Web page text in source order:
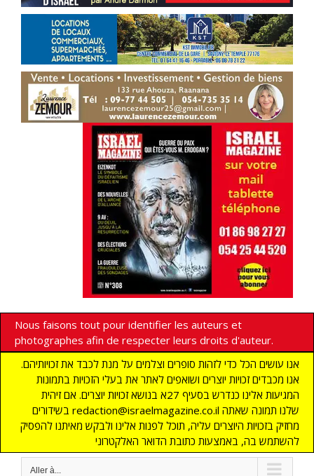
Nous faisons tout pour identifier les auteurs et
photographes afin de respecter leurs droits d'auteur.
אנו עושים הכל כדי לזהות סופרים וצלמים על מנת לכבד את זכויותיהם.
אנו מכבדים זכויות יוצרים ושואפים לאתר את בעלי הזכויות בתמונות
המגיעות אלינו כנדרש בסעיף 27א בנושא זכויות יוצרים. אם זיהית
בשידורים redaction@israelmagazine.co.il שלנו תמונה שאתה
מחזיק בזכויות היוצרים עליה, תוכל לפנות אלינו ולבקש מאיתנו להפסיק
להשתמש בה, באמצעות כתובת הדואר האלקטרוני
Aller à...